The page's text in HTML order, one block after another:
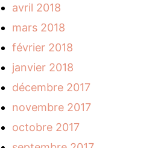
avril 2018
mars 2018
février 2018
janvier 2018
décembre 2017
novembre 2017
octobre 2017